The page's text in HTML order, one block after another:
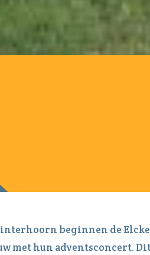
beginnen de
met hun adventsconcert.